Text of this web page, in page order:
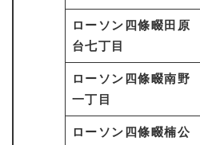
ローソン四條畷田原
台七丁目
ローソン四條畷南野
一丁目
ローソン四條畷楠公